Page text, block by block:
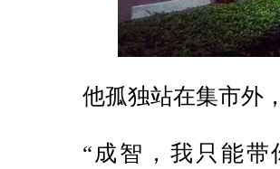
他孤独站在集市外
“成智，我只能